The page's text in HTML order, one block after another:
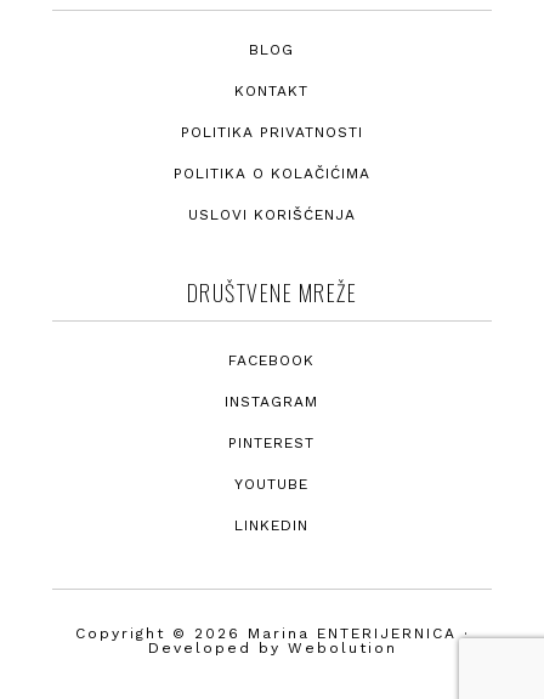
BLOG
KONTAKT
POLITIKA PRIVATNOSTI
POLITIKA O KOLAČIĆIMA
USLOVI KORIŠĆENJA
DRUŠTVENE MREŽE
FACEBOOK
INSTAGRAM
PINTEREST
YOUTUBE
LINKEDIN
Copyright © 2026 Marina ENTERIJERNICA ·
Developed by Webolution